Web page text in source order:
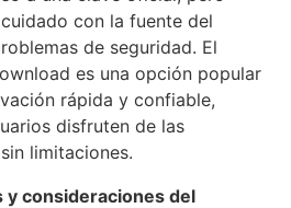
con la fuente del
de seguridad. El
es una opción popular
rápida y confiable,
disfruten de las
limitaciones.
y consideraciones del